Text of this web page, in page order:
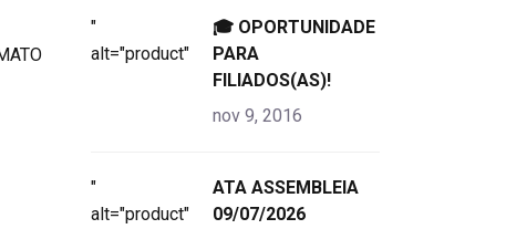
"
alt="product">
🎓 OPORTUNIDADE
PARA
FILIADOS(AS)!
nov 9, 2016
"
alt="product">
ATA ASSEMBLEIA
09/07/2026